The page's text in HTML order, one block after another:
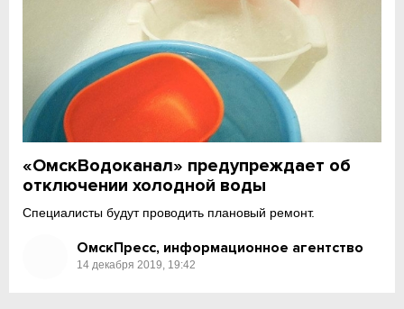
«ОмскВодоканал» предупреждает об
отключении холодной воды
Специалисты будут проводить плановый ремонт.
ОмскПресс, информационное агентство
14 декабря 2019, 19:42